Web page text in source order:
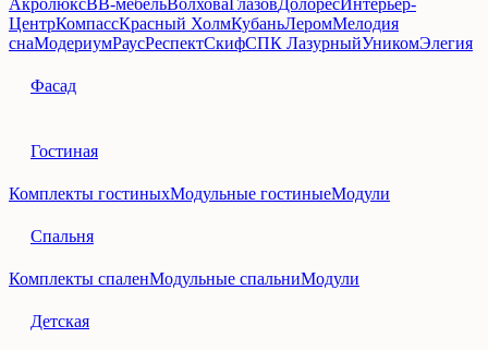
ЦентрКомпассКрасный ХолмКубаньЛеромМелодия
снаМодериумРаусРеспектСкифСПК ЛазурныйУникомЭлегия
Фасад
Гостиная
Комплекты гостиныхМодульные гостиныеМодули
Спальня
Комплекты спаленМодульные спальниМодули
Детская